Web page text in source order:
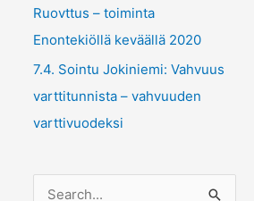
Ruovttus – toiminta
Enontekiöllä keväällä 2020
7.4. Sointu Jokiniemi: Vahvuus
varttitunnista – vahvuuden
varttivuodeksi